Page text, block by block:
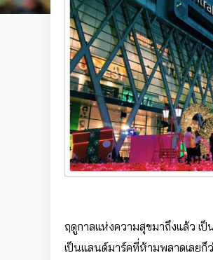
ฤดูกาลแห่งความสุขมาถึงแล้ว เป็
เป็นแลนด์มาร์คที่ห้ามพลาดเลยก็